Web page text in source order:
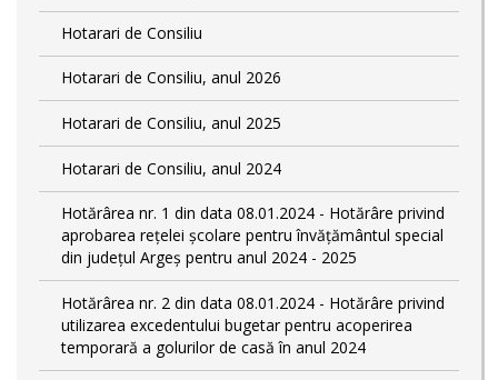
Hotarari de Consiliu
Hotarari de Consiliu, anul 2026
Hotarari de Consiliu, anul 2025
Hotarari de Consiliu, anul 2024
Hotărârea nr. 1 din data 08.01.2024 - Hotărâre privind
aprobarea rețelei școlare pentru învățământul special
din județul Argeș pentru anul 2024 - 2025
Hotărârea nr. 2 din data 08.01.2024 - Hotărâre privind
utilizarea excedentului bugetar pentru acoperirea
temporară a golurilor de casă în anul 2024